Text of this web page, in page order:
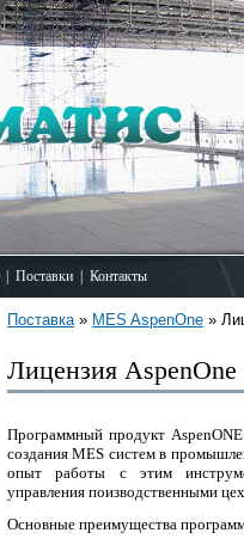
Поставки Контакты
Поставка» MES AspenOne »
Лицензия AspenOne
Программный продукт
создания MES систем в
опыт работы с этим
управления поизводственными
Основные преимущества